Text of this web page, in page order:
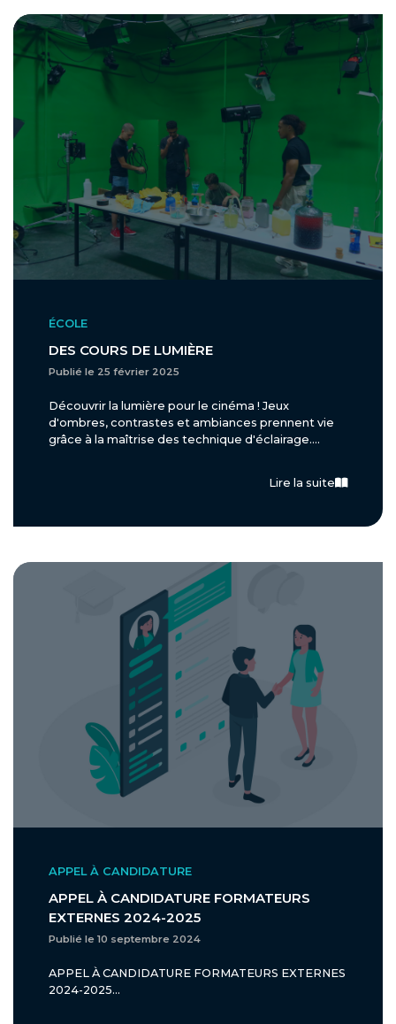
ÉCOLE
DES COURS DE LUMIÈRE
Publié le 25 février 2025
Découvrir la lumière pour le cinéma ! Jeux
d'ombres, contrastes et ambiances prennent vie
grâce à la maîtrise des technique d'éclairage....
Lire la suite
APPEL À CANDIDATURE
APPEL À CANDIDATURE FORMATEURS
EXTERNES 2024-2025
Publié le 10 septembre 2024
APPEL À CANDIDATURE FORMATEURS EXTERNES
2024-2025...